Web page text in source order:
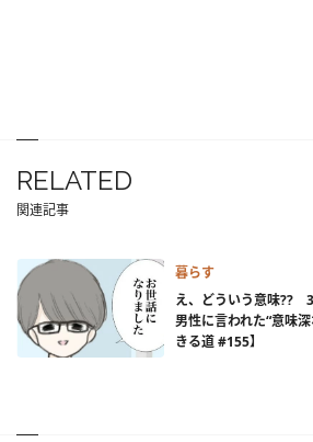
RELATED
関連記事
暮らす
え、どういう意味??
男性に言われた“意味
きる道 #155】